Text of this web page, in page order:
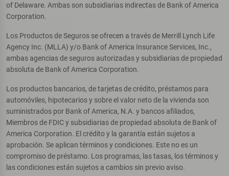
of Delaware. Ambas son subsidiarias indirectas de Bank of America
Corporation.
Los Productos de Seguros se ofrecen a través de Merrill Lynch Life
Agency Inc. (MLLA) y/o Bank of America Insurance Services, Inc.,
ambas agencias de seguros autorizadas y subsidiarias de propiedad
absoluta de Bank of America Corporation.
Los productos bancarios, de tarjetas de crédito, préstamos para
automóviles, hipotecarios y sobre el valor neto de la vivienda son
suministrados por Bank of America, N.A. y bancos afiliados,
Miembros de FDIC y subsidiarias de propiedad absoluta de Bank of
America Corporation. El crédito y la garantía están sujetos a
aprobación. Se aplican términos y condiciones. Este no es un
compromiso de préstamo. Los programas, las tasas, los términos y
las condiciones están sujetos a cambios sin previo aviso.